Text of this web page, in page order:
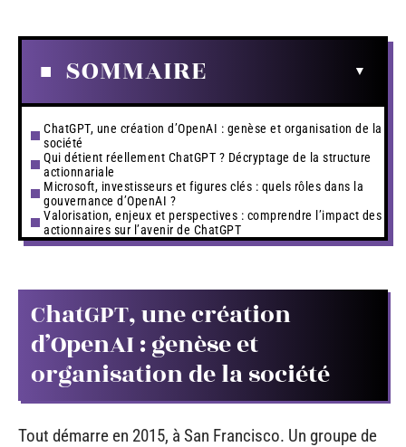
SOMMAIRE
ChatGPT, une création d’OpenAI : genèse et organisation de la
société
Qui détient réellement ChatGPT ? Décryptage de la structure
actionnariale
Microsoft, investisseurs et figures clés : quels rôles dans la
gouvernance d’OpenAI ?
Valorisation, enjeux et perspectives : comprendre l’impact des
actionnaires sur l’avenir de ChatGPT
ChatGPT, une création
d’OpenAI : genèse et
organisation de la société
Tout démarre en 2015, à San Francisco. Un groupe de